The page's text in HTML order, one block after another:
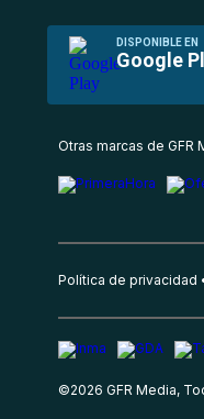
DISPONIBLE EN
Google
Otras marcas de GFR
Política de privacidad
©2026 GFR Media,